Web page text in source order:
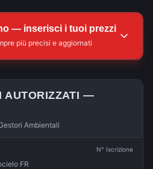
— inserisci i tuoi prezzi
più precisi e aggiornati
AUTORIZZATI —
Ambientali
FR
N° Iscrizione